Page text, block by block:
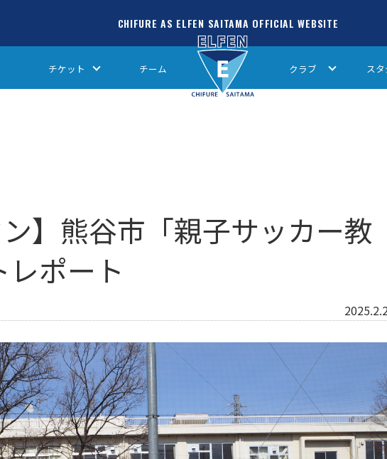
CHIFURE AS ELFEN SAITAMA OFFICIAL WEBSITE
チケット チーム クラブ ス
ン】熊谷市「親子サッカー教
ポート